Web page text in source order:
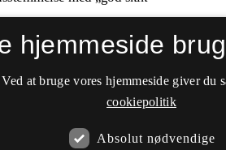
hjemmeside
at bruge vores hjemmeside giver
cookiepolitik
Absolut nødvendige